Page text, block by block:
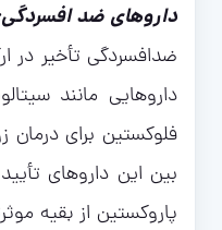
داروهای ضد
ضدافسردگی تأخیر در
داروهایی مانند
فلوکستین برای درمان
بین این داروهای